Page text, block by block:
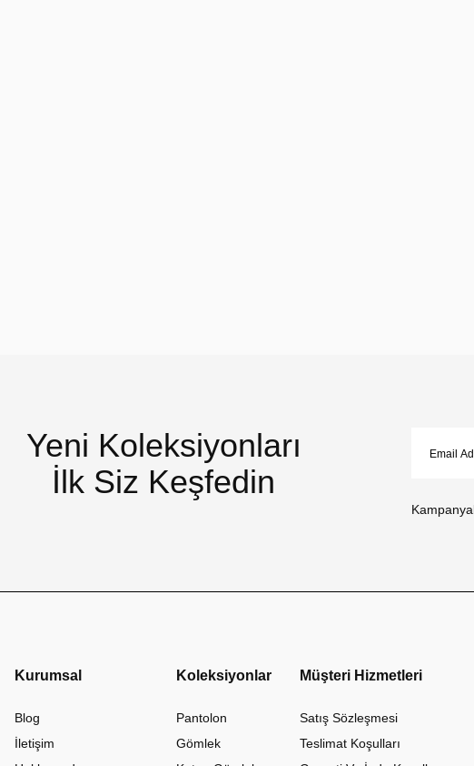
Yeni Koleksiyonları
İlk Siz Keşfedin
Kurumsal
Blog
İletişim
Koleksiyonlar
Pantolon
Gömlek
Müşteri Hizmetleri
Satış Sözleşmesi
Teslimat Koşulları